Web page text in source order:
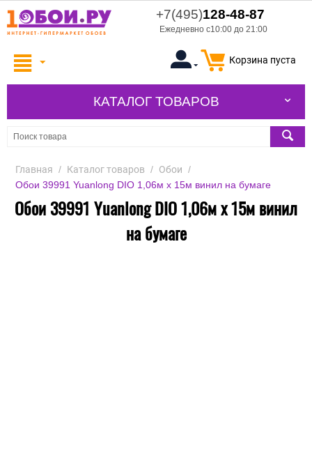
+7(495)128-48-87
Ежедневно с10:00 до 21:00
Корзина пуста
КАТАЛОГ ТОВАРОВ
Главная / Каталог товаров / Обои /
Обои 39991 Yuanlong DIO 1,06м x 15м винил на бумаге
Обои 39991 Yuanlong DIO 1,06м x 15м винил
на бумаге